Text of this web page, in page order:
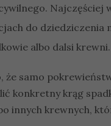
Najczęściej
do
albo dalsi krewni.
samo
konkretny krąg
innych krewnych,